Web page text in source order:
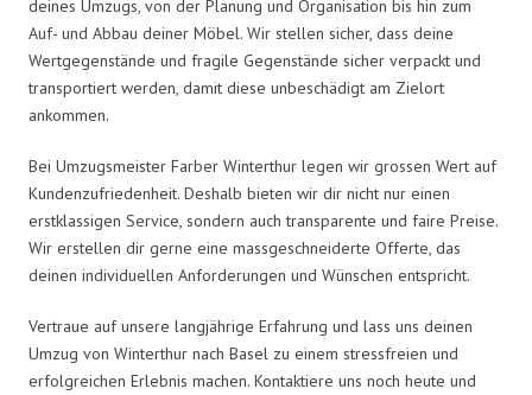
deines Umzugs, von der Planung und Organisation bis hin zum
Auf- und Abbau deiner Möbel. Wir stellen sicher, dass deine
Wertgegenstände und fragile Gegenstände sicher verpackt und
transportiert werden, damit diese unbeschädigt am Zielort
ankommen.
Bei Umzugsmeister Farber Winterthur legen wir grossen Wert auf
Kundenzufriedenheit. Deshalb bieten wir dir nicht nur einen
erstklassigen Service, sondern auch transparente und faire Preise.
Wir erstellen dir gerne eine massgeschneiderte Offerte, das
deinen individuellen Anforderungen und Wünschen entspricht.
Vertraue auf unsere langjährige Erfahrung und lass uns deinen
Umzug von Winterthur nach Basel zu einem stressfreien und
erfolgreichen Erlebnis machen. Kontaktiere uns noch heute und